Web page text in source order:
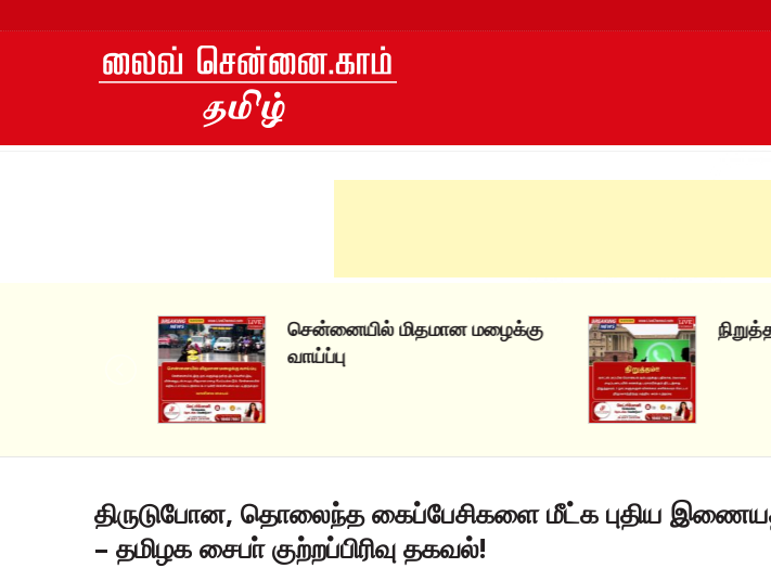
to
சென்னையில் மிதமான மழைக்கு
வாய்ப்பு
நிறுத்தம்!!
திருடுபோன, தொலைந்த கைப்பேசிகளை மீட்க புதிய
– தமிழக சைபா் குற்றப்பிரிவு தகவல்!